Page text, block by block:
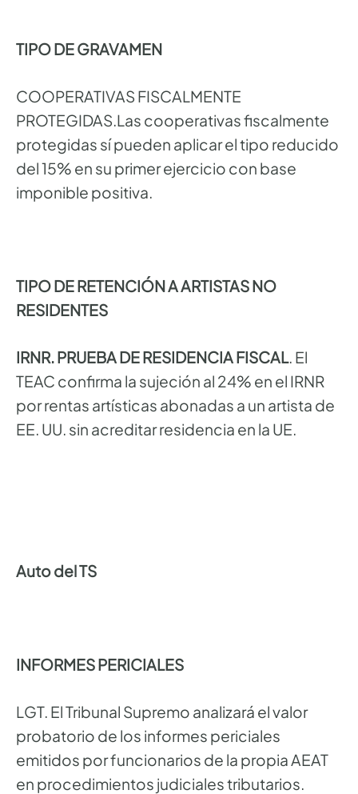
TIPO DE GRAVAMEN
COOPERATIVAS FISCALMENTE
PROTEGIDAS.Las cooperativas fiscalmente
protegidas sí pueden aplicar el tipo reducido
del 15% en su primer ejercicio con base
imponible positiva.
TIPO DE RETENCIÓN A ARTISTAS NO
RESIDENTES
IRNR. PRUEBA DE RESIDENCIA FISCAL. El
TEAC confirma la sujeción al 24% en el IRNR
por rentas artísticas abonadas a un artista de
EE. UU. sin acreditar residencia en la UE.
Auto del TS
INFORMES PERICIALES
LGT. El Tribunal Supremo analizará el valor
probatorio de los informes periciales
emitidos por funcionarios de la propia AEAT
en procedimientos judiciales tributarios.